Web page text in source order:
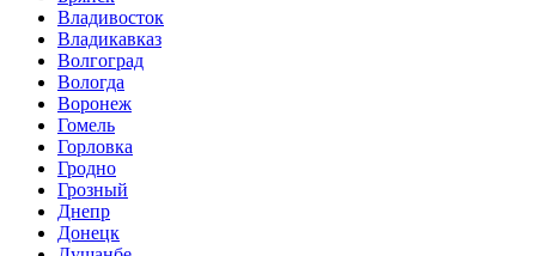
Владивосток
Владикавказ
Волгоград
Вологда
Воронеж
Гомель
Горловка
Гродно
Грозный
Днепр
Донецк